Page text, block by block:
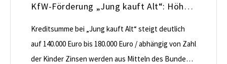
KfW-Förderung „Jung kauft Alt“: Höhere Kredite ab August 2026
Kreditsumme bei „Jung kauft Alt“ steigt deutlich
auf 140.000 Euro bis 180.000 Euro / abhängig von Zahl
der Kinder Zinsen werden aus Mitteln des Bundes